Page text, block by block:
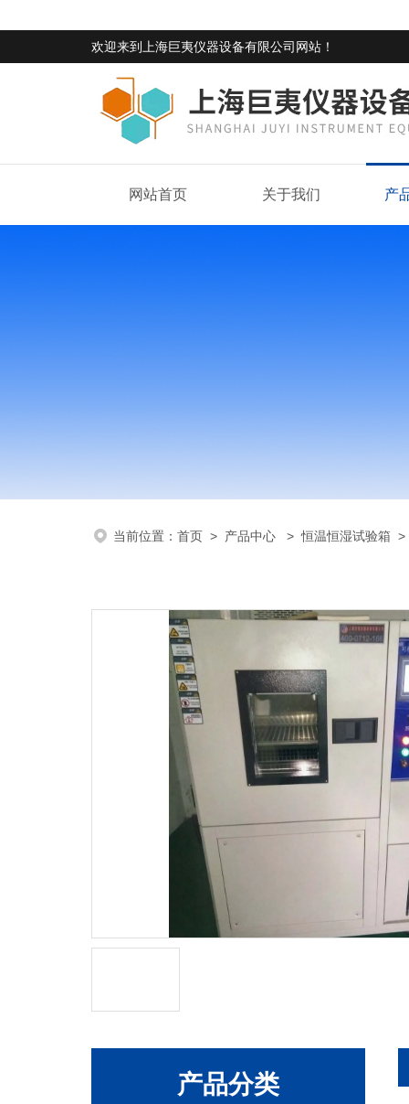
欢迎来到 上海巨夷仪器设备有限公司网站 ！
网站首页 关于我们 产
当前位置： 首页 > 产品中心 >恒温恒湿试验箱
产品分类